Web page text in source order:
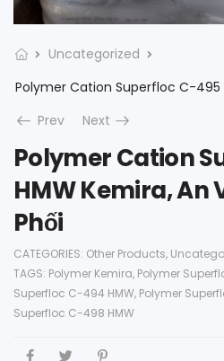
Uncategorized
Prev
Next
Polymer Cation
HMW Kemira, An
Phối
CATEGORIES: Other Products,
TAGS: Polymer Kemira, Polymer
Superfloc C-494 HMW, Polymer
Superfloc C-498 HMW